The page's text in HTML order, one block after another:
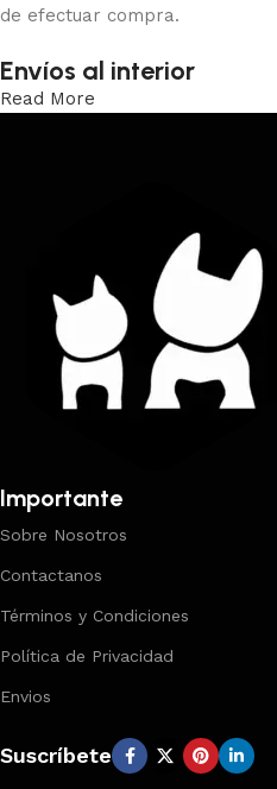
de efectuar compra.
Envíos al interior
Read More
Importante
Sobre Nosotros
Contactanos
Términos y Condiciones
Política de Privacidad
Envios
Suscríbete